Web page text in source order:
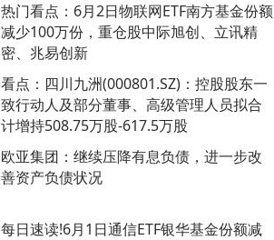
热门看点：6月2日物联网ETF南方基金份额
减少100万份，重仓股中际旭创、立讯精
密、兆易创新
看点：四川九洲(000801.SZ)：控股股东一
致行动人及部分董事、高级管理人员拟合
计增持508.75万股-617.5万股
欧亚集团：继续压降有息负债，进一步改
善资产负债状况
每日速读!6月1日通信ETF银华基金份额减